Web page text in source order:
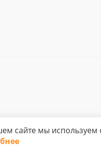
сайте мы используем